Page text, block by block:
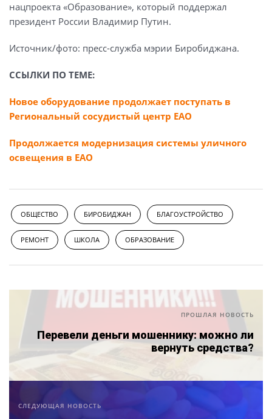
нацпроекта «Образование», который поддержал
президент России Владимир Путин.
Источник/фото: пресс-служба мэрии Биробиджана.
ССЫЛКИ ПО ТЕМЕ:
Новое оборудование продолжает поступать в
Региональный сосудистый центр ЕАО
Продолжается модернизация системы уличного
освещения в ЕАО
ОБЩЕСТВО БИРОБИДЖАН БЛАГОУСТРОЙСТВО
РЕМОНТ ШКОЛА ОБРАЗОВАНИЕ
ПРОШЛАЯ НОВОСТЬ
Перевели деньги мошеннику: можно ли
вернуть средства?
СЛЕДУЮЩАЯ НОВОСТЬ